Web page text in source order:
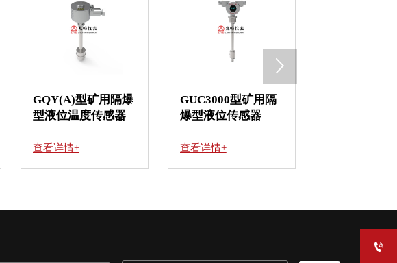
GQY(A)型矿用隔爆
型液位温度传感器
查看详情+
GUC3000型矿用隔
爆型液位传感器
查看详情+

